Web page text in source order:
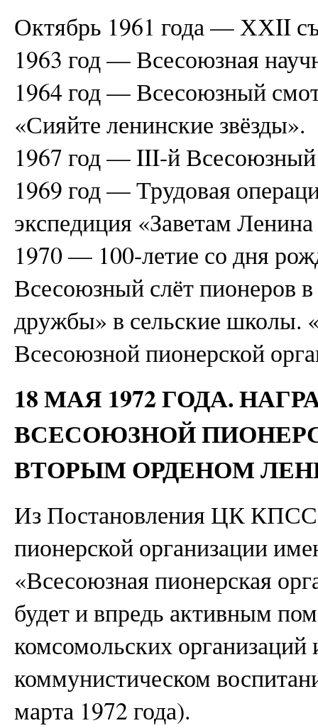
Октябрь 1961 года — ХХII
1963 год — Всесоюзная
1964 год — Всесоюзный
«Сияйте ленинские звёзды».
1967 год — III-й Всесоюзный
1969 год — Трудовая
экспедиция «Заветам
1970 — 100-летие со дня
Всесоюзный слёт пионеров
дружбы» в сельские школы.
Всесоюзной пионерской
18 МАЯ 1972 ГОДА.
ВСЕСОЮЗНОЙ
ВТОРЫМ ОРДЕНОМ
Из Постановления ЦК
пионерской организации
«Всесоюзная пионерская
будет и впредь активным
комсомольских
коммунистическом
марта 1972 года).